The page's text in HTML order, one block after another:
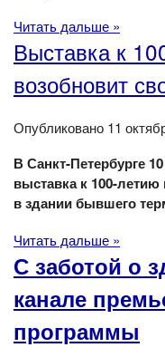
Читать дальше »
Выставка к
возобновит
Опубликовано 11
В Санкт-Петербурге
выставка к 100-
в здании бывшего
Читать дальше »
С заботой о
канале
программы